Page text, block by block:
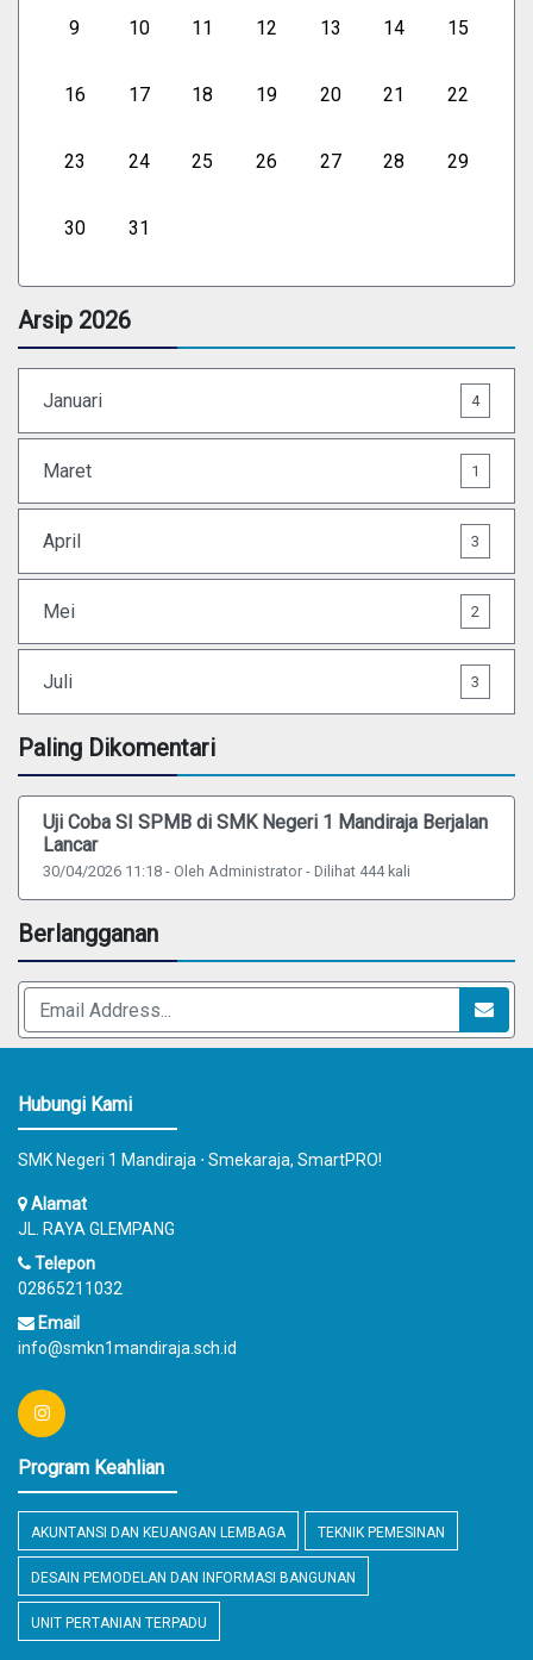
9 10 11 12 13 14 15
16 17 18 19 20 21 22
23 24 25 26 27 28 29
30 31
Arsip 2026
Januari 4
Maret 1
April 3
Mei 2
Juli 3
Paling Dikomentari
Uji Coba SI SPMB di SMK Negeri 1 Mandiraja Berjalan
Lancar
30/04/2026 11:18 - Oleh Administrator - Dilihat 444 kali
Berlangganan
Hubungi Kami
SMK Negeri 1 Mandiraja ⋅ Smekaraja, SmartPRO!
Alamat
JL. RAYA GLEMPANG
Telepon
02865211032
Email
info@smkn1mandiraja.sch.id
Program Keahlian
AKUNTANSI DAN KEUANGAN LEMBAGA TEKNIK PEMESINAN
DESAIN PEMODELAN DAN INFORMASI BANGUNAN
UNIT PERTANIAN TERPADU